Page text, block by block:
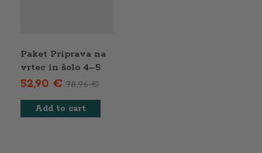
Paket Priprava na
vrtec in šolo 4–5
let
52,90 € 78,96€
Add to cart